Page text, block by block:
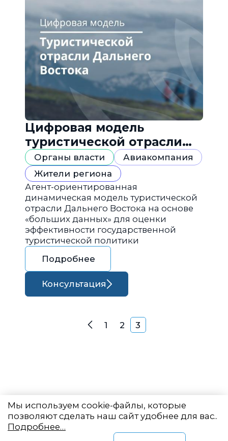
Цифровая модель
туристической отрасли
Дальнего Востока
Органы власти
Авиакомпания
Жители региона
Агент-ориентированная
динамическая модель туристической
отрасли Дальнего Востока на основе
«больших данных» для оценки
эффективности государственной
туристической политики
Подробнее
Консультация
Навигация по
Назад
1 2 3
Мы используем cookie-файлы, которые
позволяют сделать наш сайт удобнее для вас..
Подробнее…